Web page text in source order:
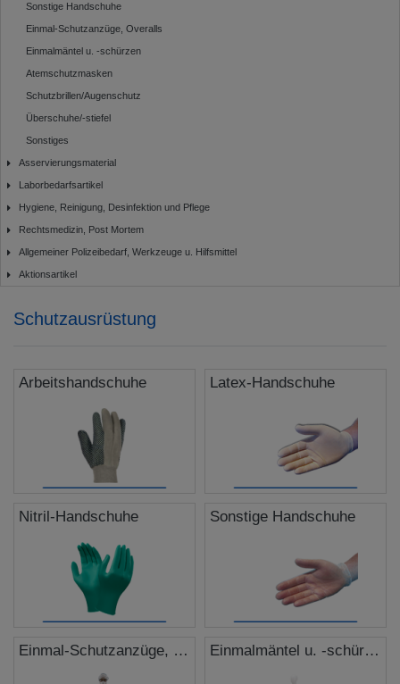
Sonstige Handschuhe
Einmal-Schutzanzüge, Overalls
Einmalmäntel u. -schürzen
Atemschutzmasken
Schutzbrillen/Augenschutz
Überschuhe/-stiefel
Sonstiges
Asservierungsmaterial
Laborbedarfsartikel
Hygiene, Reinigung, Desinfektion und Pflege
Rechtsmedizin, Post Mortem
Allgemeiner Polizeibedarf, Werkzeuge u. Hilfsmittel
Aktionsartikel
Schutzausrüstung
Arbeitshandschuhe Latex-Handschuhe
Nitril-Handschuhe Sonstige Handschuhe
Einmal-Schutzanzüge, Overalls Einmalmäntel u. -schürzen